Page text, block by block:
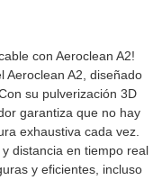
con Aeroclean A2!
Aeroclean A2, diseñado
su pulverización 3D
garantiza que no hay
exhaustiva cada vez.
distancia en tiempo real
y eficientes, incluso